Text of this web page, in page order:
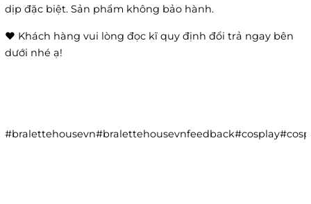
dịp đặc biệt. Sản phẩm không bảo hành.
❤️ Khách hàng vui lòng đọc kĩ quy định đổi trả ngay bên
dưới nhé ạ!